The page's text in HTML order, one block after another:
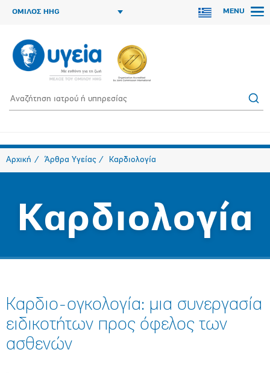
ΟΜΙΛΟΣ HHG MENU
Αρχική Άρθρα Υγείας Καρδιολογία
Καρδιολογία
Καρδιο-ογκολογία: μια συνεργασία
ειδικοτήτων προς όφελος των
ασθενών